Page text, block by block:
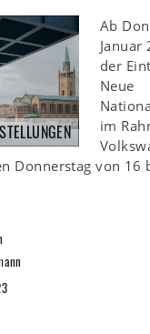
Ab
Januar
der
Neue
im
Donnerstag von 16